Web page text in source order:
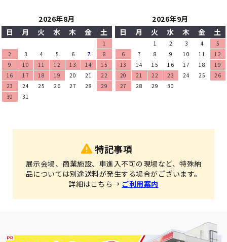
2026年8月
日
月 火 水 木 金 土
1
2
3 4 5 6 7
8
9
10 11 12 13 14
15
16
17 18 19 20 21
22
23
24 25 26 27 28
29
30
31
2026年9月
日
月 火 水 木 金 土
1 2 3 4
5
6
7 8 9 10 11
12
13
14 15 16 17 18
19
20
21 22 23 24 25
26
27
28 29 30
特記事項
展示会場、商業施設、車進入不可の現場など、特殊納
品については別途送料が発生する場合がございます。
詳細はこちら→ ご利用案内